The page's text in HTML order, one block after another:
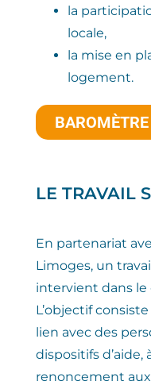
la
locale,
la mise en
logement.
LE TRAVAIL
En partenariat
Limoges, un
intervient dans le
L’objectif
lien avec des
dispositifs d’aide,
renoncement